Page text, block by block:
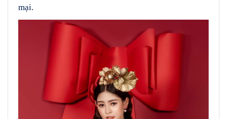
mại.